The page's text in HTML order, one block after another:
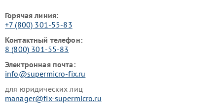
Горячая линия:
+7 (800) 301-55-83
Контактный телефон:
8 (800) 301-55-83
Электронная почта:
info@supermicro-fix.ru
для юридических лиц
manager@fix-supermicro.ru